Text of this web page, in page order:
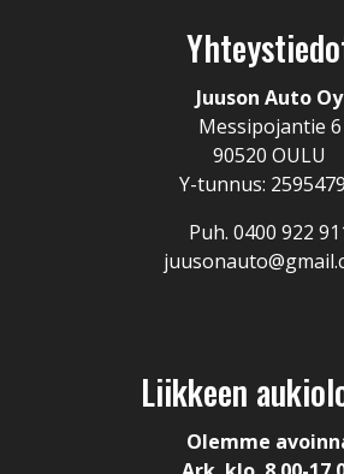
Juuson Auto Oy
Messipojantie 6
90520 OULU
Y-tunnus:
Puh. 0400 922
Liikkeen
Olemme